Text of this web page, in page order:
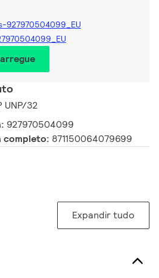
927970504099_EU
UNP/32
927970504099
completo: 871150064079699
Expandir tudo